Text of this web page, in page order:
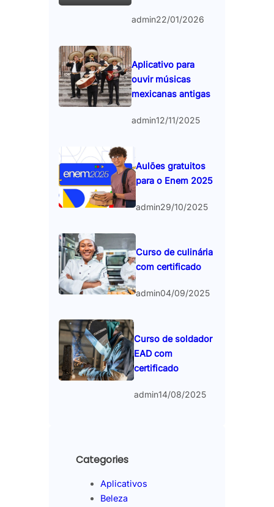
admin22/01/2026
Aplicativo para
ouvir músicas
mexicanas antigas
admin12/11/2025
Aulões gratuitos
para o Enem 2025
admin29/10/2025
Curso de culinária
com certificado
admin04/09/2025
Curso de soldador
EAD com
certificado
admin14/08/2025
Categories
Aplicativos
Beleza